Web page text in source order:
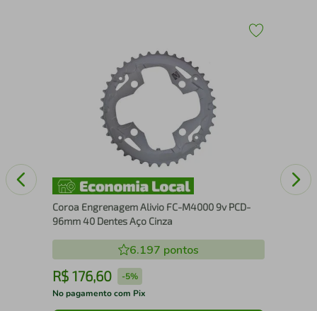
Coroa Engrenagem Alivio FC-M4000 9v PCD-
96mm 40 Dentes Aço Cinza
6.197 pontos
R$ 176,60 -5%
No pagamento com Pix